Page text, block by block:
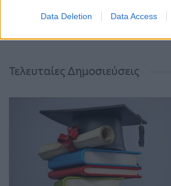
Data Deletion Data Access
Τελευταίες Δημοσιεύσεις